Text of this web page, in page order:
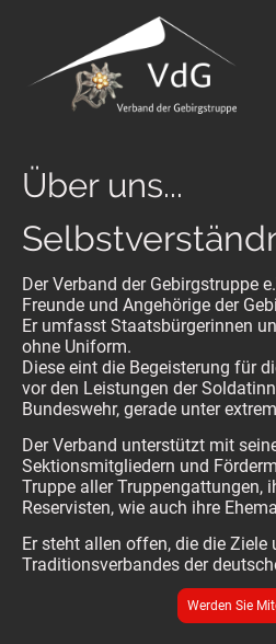
Über uns...
Der Verband der Gebirgstruppe
Freunde und Angehörige der
Er umfasst Staatsbürgerinnen
ohne Uniform.
Diese eint die Begeisterung für
vor den Leistungen der
Bundeswehr, gerade unter
Der Verband unterstützt mit
Sektionsmitgliedern und
Truppe aller Truppengattungen,
Reservisten, wie auch ihre
Er steht allen offen, die die Ziele
Traditionsverbandes der
Werden Sie